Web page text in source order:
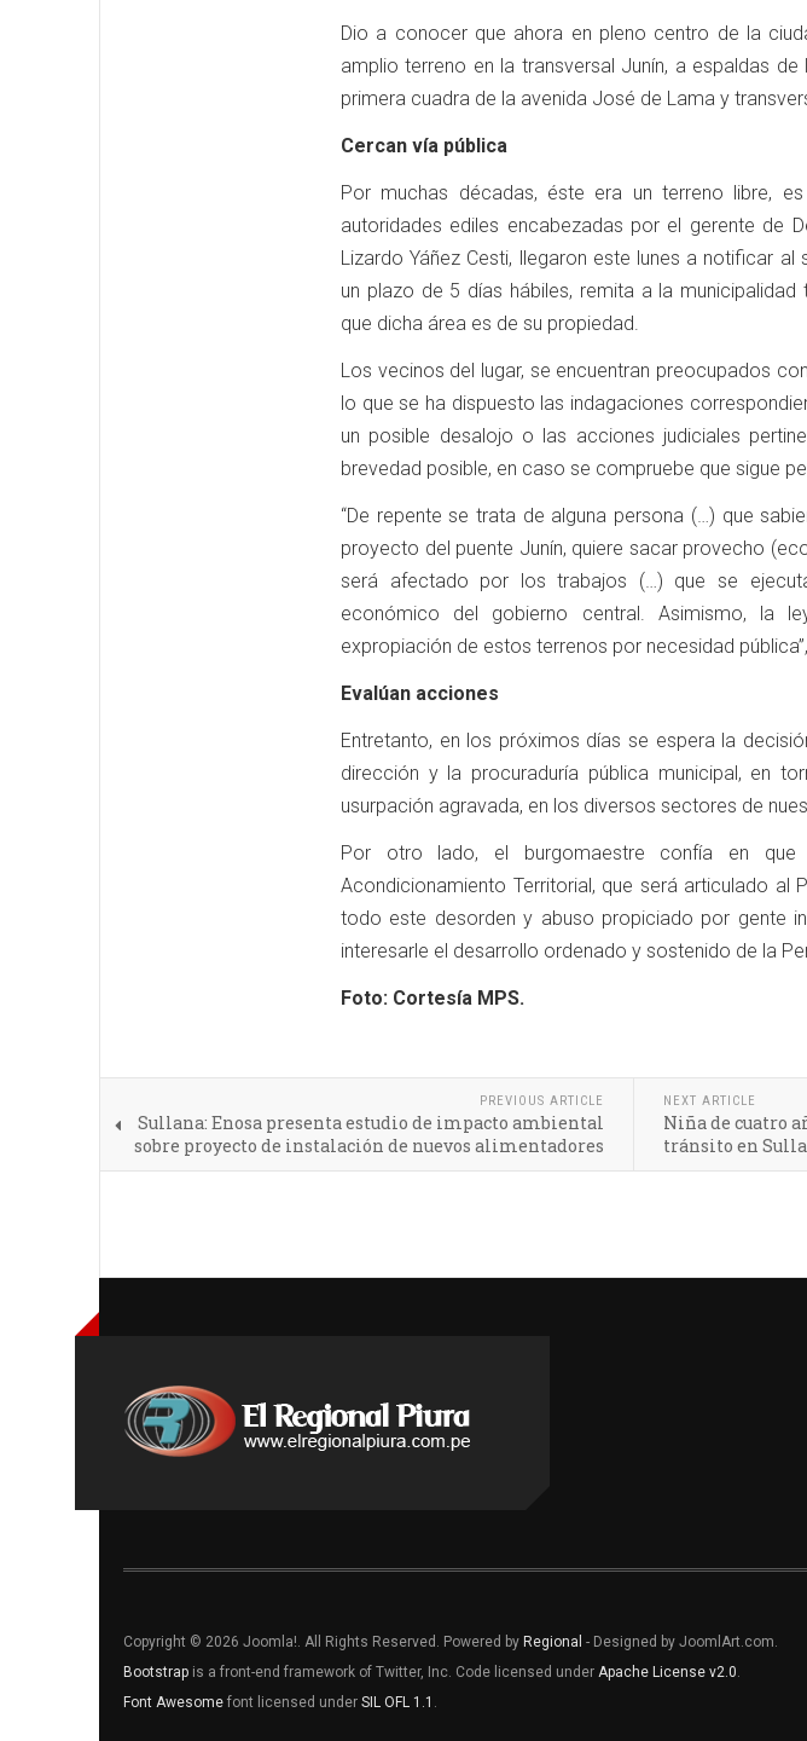
Dio a conocer que ahora en pleno centro de la
amplio terreno en la transversal Junín, a espaldas
primera cuadra de la avenida José de Lama y
Cercan vía pública
Por muchas décadas, éste era un terreno libre,
autoridades ediles encabezadas por el gerente de
Lizardo Yáñez Cesti, llegaron este lunes a notificar
un plazo de 5 días hábiles, remita a la
que dicha área es de su propiedad.
Los vecinos del lugar, se encuentran preocupados
lo que se ha dispuesto las indagaciones
un posible desalojo o las acciones judiciales
brevedad posible, en caso se compruebe que sigue
“De repente se trata de alguna persona (…) que
proyecto del puente Junín, quiere sacar provecho
será afectado por los trabajos (…) que se
económico del gobierno central. Asimismo, la
expropiación de estos terrenos por necesidad
Evalúan acciones
Entretanto, en los próximos días se espera la
dirección y la procuraduría pública municipal, en
usurpación agravada, en los diversos sectores de
Por otro lado, el burgomaestre confía en
Acondicionamiento Territorial, que será articulado al
todo este desorden y abuso propiciado por gente
interesarle el desarrollo ordenado y sostenido de la
Foto: Cortesía MPS.
PREVIOUS ARTICLE
Sullana: Enosa presenta estudio de impacto ambiental
sobre proyecto de instalación de nuevos alimentadores
NEXT ARTICLE
Niña de cuatro
tránsito en
Copyright © 2026 Joomla!. All Rights Reserved. Powered by Regional - Designed by JoomlArt.com.
Bootstrap is a front-end framework of Twitter, Inc. Code licensed under Apache License v2.0
Font Awesome font licensed under SIL OFL 1.1